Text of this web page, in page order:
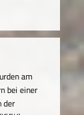
am
bei einer
der